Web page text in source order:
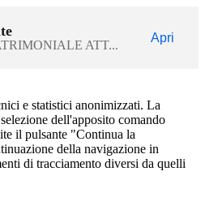
ATT...
Apri
e statistici anonimizzati. La
dell'apposito comando
il pulsante "Continua la
della navigazione in
di tracciamento diversi da quelli